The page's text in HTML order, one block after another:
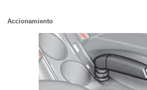
Accionamiento